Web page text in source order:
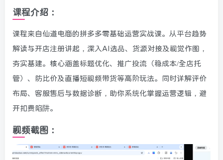
课程介绍：
课程来自仙道电商的拼多多零基础运营实战课。从平台趋势
解读与开店注册讲起，深入AI选品、货源对接及视觉作图，
夯实基建。核心涵盖标题优化、推广投流（稳成本/全店托
管）、防比价及直播短视频带货等高阶玩法。同时详解评价
布局、客服售后与数据诊断，助你系统化掌握运营逻辑，避
开扣费陷阱。
视频截图：